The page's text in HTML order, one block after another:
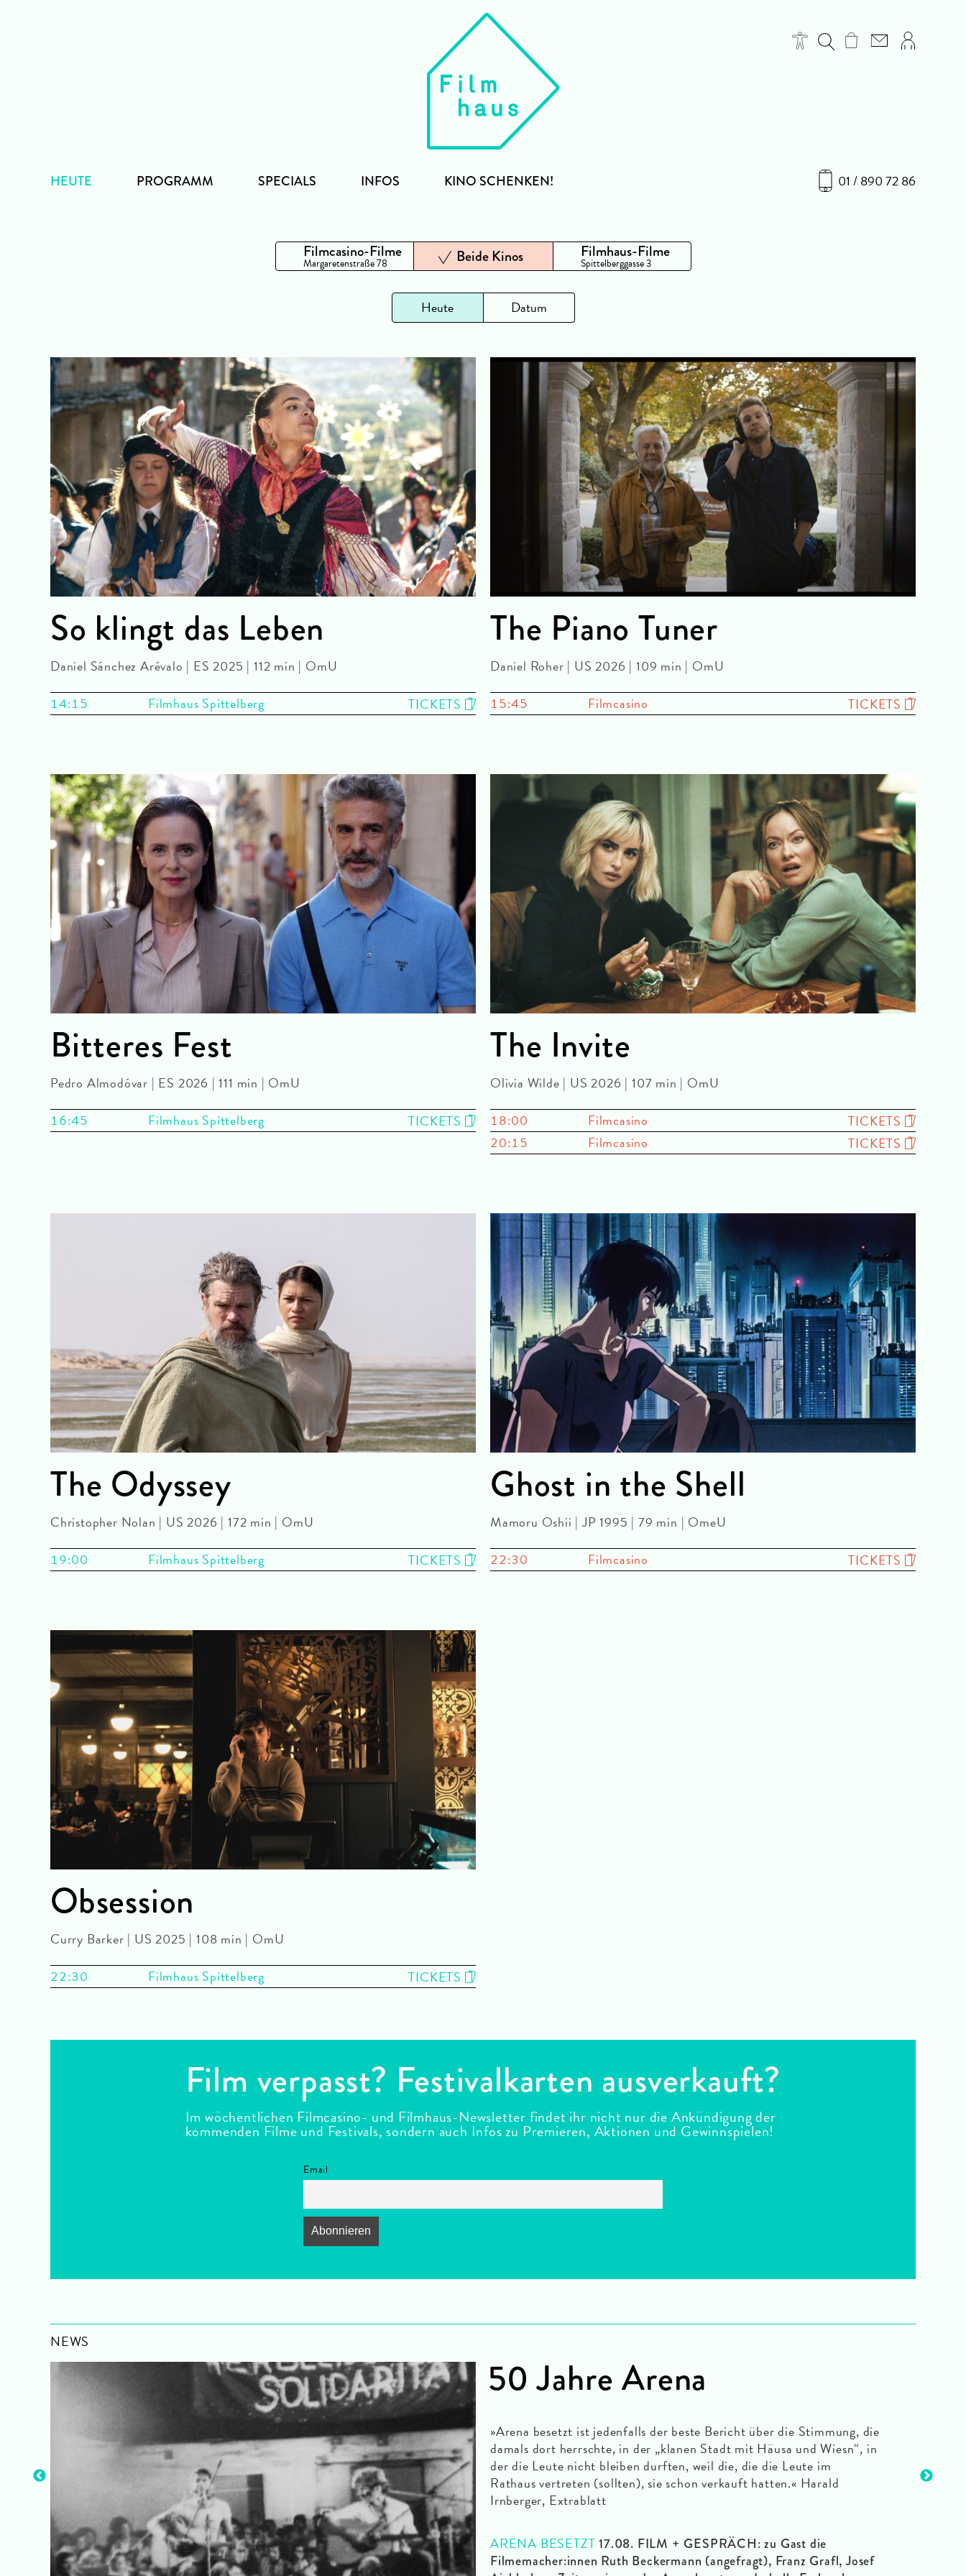
01 / 890 72 86
HEUTE PROGRAMM SPECIALS INFOS KINO SCHENKEN!
Filmcasino-Filme
Margaretenstraße 78 Beide Kinos Filmhaus-Filme
Spittelberggasse 3
Heute Datum
So klingt das Leben
Daniel Sánchez Arévalo | ES 2025 | 112 min | OmU
14:15
Filmhaus Spittelberg TICKETS
The Piano Tuner
Daniel Roher | US 2026 | 109 min | OmU
15:45
Filmcasino TICKETS
Bitteres Fest
Pedro Almodóvar | ES 2026 | 111 min | OmU
16:45
Filmhaus Spittelberg TICKETS
The Invite
Olivia Wilde | US 2026 | 107 min | OmU
18:00
Filmcasino
TICKETS
20:15
Filmcasino TICKETS
The Odyssey
Christopher Nolan | US 2026 | 172 min | OmU
19:00
Filmhaus Spittelberg TICKETS
Ghost in the Shell
Mamoru Oshii | JP 1995 | 79 min | OmeU
22:30
Filmcasino TICKETS
Obsession
Curry Barker | US 2025 | 108 min | OmU
22:30
Filmhaus Spittelberg TICKETS
Film verpasst? Festivalkarten ausverkauft?
Im wöchentlichen Filmcasino- und Filmhaus-Newsletter findet ihr nicht nur die Ankündigung der
kommenden Filme und Festivals, sondern auch Infos zu Premieren, Aktionen und Gewinnspielen!
Email
NEWS
50 Jahre Arena
»Arena besetzt ist jedenfalls der beste Bericht über die Stimmung, die
damals dort herrschte, in der „klanen Stadt mit Häusa und Wiesn“, in
der die Leute nicht bleiben durften, weil die, die die Leute im
Rathaus vertreten (sollten), sie schon verkauft hatten.« Harald
Irnberger, Extrablatt
ARENA BESETZT17.08. FILM + GESPRÄCH: zu Gast die
Filmemacher:innen Ruth Beckermann (angefragt), Franz Grafl, Josef